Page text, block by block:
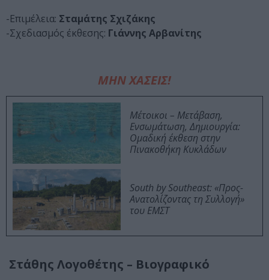
-Επιμέλεια: Σταμάτης Σχιζάκης
-Σχεδιασμός έκθεσης: Γιάννης Αρβανίτης
ΜΗΝ ΧΑΣΕΙΣ!
Μέτοικοι – Μετάβαση,
Ενσωμάτωση, Δημιουργία:
Ομαδική έκθεση στην
Πινακοθήκη Κυκλάδων
South by Southeast: «Προς-
Ανατολίζοντας τη Συλλογή»
του ΕΜΣΤ
Στάθης Λογοθέτης – Βιογραφικό